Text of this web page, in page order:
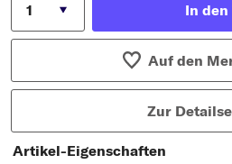
In
Auf den
Zur
Artikel-Eigenschaften